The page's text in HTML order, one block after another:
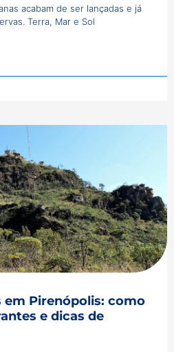
acabam de ser lançadas e já
Terra, Mar e Sol
em Pirenópolis: como
e dicas de